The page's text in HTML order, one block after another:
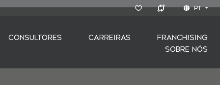
PT
CONSULTORES CARREIRAS
FRANCHISING
SOBRE NÓS